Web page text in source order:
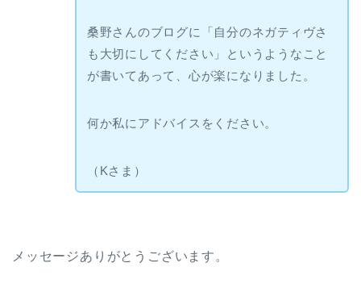
桑野さんのブログに「自分のネガティヴさ
も大切にしてください」というようなこと
が書いてあって、心が楽になりました。
何か私にアドバイスをください。
（Kさま）
メッセージありがとうございます。